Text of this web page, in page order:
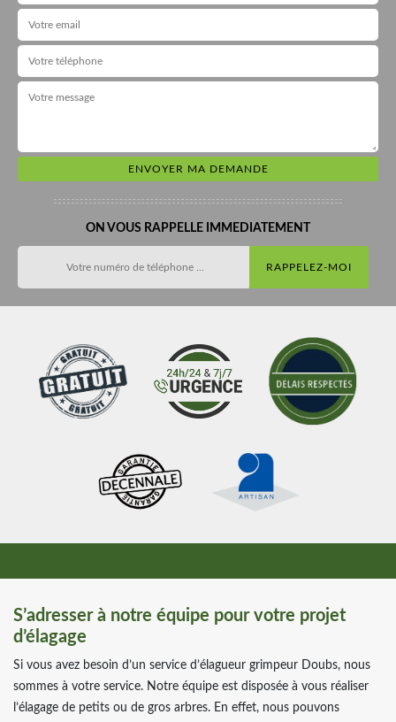
ON VOUS RAPPELLE IMMEDIATEMENT
S’adresser à notre équipe pour votre projet
d’élagage
Si vous avez besoin d’un service d’élagueur grimpeur Doubs, nous
sommes à votre service. Notre équipe est disposée à vous réaliser
l’élagage de petits ou de gros arbres. En effet, nous pouvons